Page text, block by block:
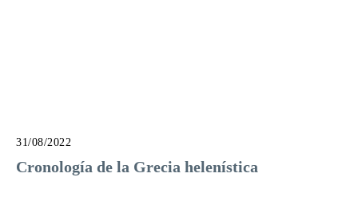
31/08/2022
Cronología de la Grecia helenística